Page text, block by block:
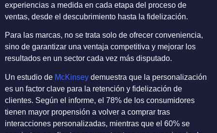
experiencias a medida en cada etapa del proceso de
ventas, desde el descubrimiento hasta la fidelización.
Para las marcas, no se trata solo de ofrecer conveniencia,
sino de garantizar una ventaja competitiva y mejorar los
resultados en un sector cada vez más disputado.
Un estudio de McKinsey demuestra que la personalización
es un factor clave para la retención y fidelización de
clientes. Según el informe, el 78% de los consumidores
tienen mayor propensión a volver a comprar tras
interacciones personalizadas, mientras que el 60% se